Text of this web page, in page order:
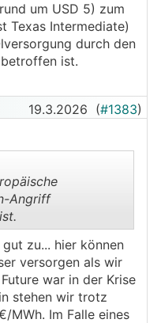
um USD 5) zum
Texas Intermediate)
durch den
ist.
19.3.2026 (#1383)
Angriff
zu... hier können
versorgen als wir
war in der Krise
stehen wir trotz
MWh. Im Falle eines